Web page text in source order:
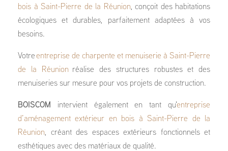
bois à Saint-Pierre de la Réunion, conçoit des habitations
écologiques et durables, parfaitement adaptées à vos
besoins.
Votre entreprise de charpente et menuiserie à Saint-Pierre
de la Réunionréalise des structures robustes et des
menuiseries sur mesure pour vos projets de construction.
BOISCOM intervient également en tant qu'entreprise
d’aménagement extérieur en bois à Saint-Pierre de la
Réunion, créant des espaces extérieurs fonctionnels et
esthétiques avec des matériaux de qualité.